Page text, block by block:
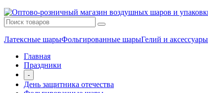
Латексные шарыФольгированные шарыГелий и аксессуары
Главная
Праздники
-
День защитника отечества